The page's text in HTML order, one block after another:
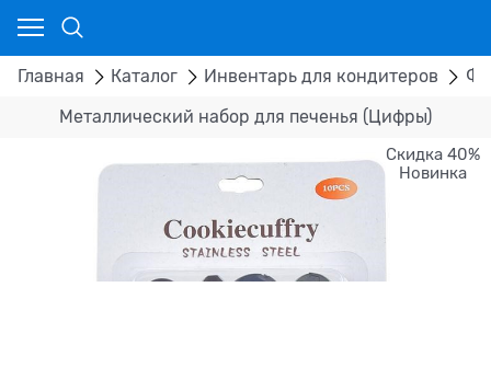
Главная Каталог Инвентарь для кондитеров
Металлический набор для печенья (Цифры)
Скидка 40%
Новинка